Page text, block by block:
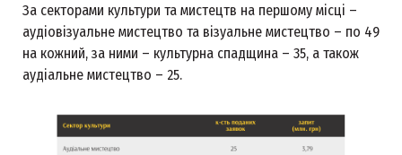
За секторами культури та мистецтв на першому місці –
аудіовізуальне мистецтво та візуальне мистецтво – по 49
на кожний, за ними – культурна спадщина – 35, а також
аудіальне мистецтво – 25.